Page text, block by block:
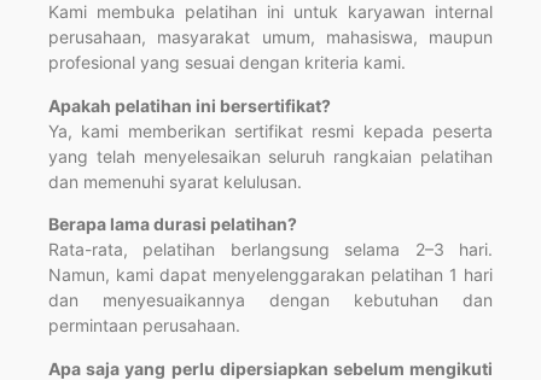
Kami membuka pelatihan ini untuk karyawan internal
perusahaan, masyarakat umum, mahasiswa, maupun
profesional yang sesuai dengan kriteria kami.
Apakah pelatihan ini bersertifikat?
Ya, kami memberikan sertifikat resmi kepada peserta
yang telah menyelesaikan seluruh rangkaian pelatihan
dan memenuhi syarat kelulusan.
Berapa lama durasi pelatihan?
Rata-rata, pelatihan berlangsung selama 2–3 hari.
Namun, kami dapat menyelenggarakan pelatihan 1 hari
dan menyesuaikannya dengan kebutuhan dan
permintaan perusahaan.
Apa saja yang perlu dipersiapkan sebelum mengikuti